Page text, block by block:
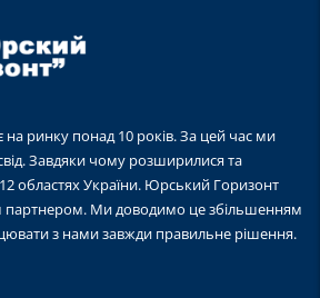
ринку понад 10 років. За цей час ми
Завдяки чому розширилися та
областях України. Юрський Горизонт
партнером. Ми доводимо це збільшенням
з нами завжди правильне рішення.